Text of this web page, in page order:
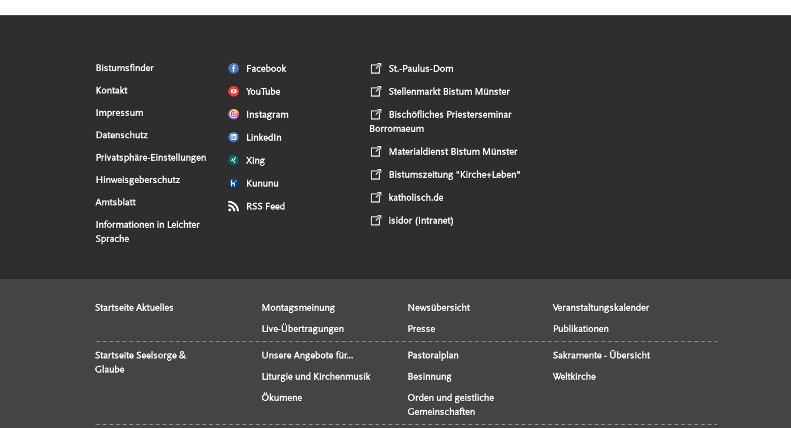
Serviceangebote
Bistumsfinder
Kontakt
Impressum
Datenschutz
Privatsphäre-Einstellungen
Hinweisgeberschutz
Amtsblatt
Informationen in Leichter
Sprache
Social Media Angebote Facebook
YouTube
Instagram
LinkedIn
Xing
Kununu
RSS Feed
Externe Links St.-Paulus-Dom
Stellenmarkt Bistum Münster
Bischöfliches Priesterseminar
Borromaeum
Materialdienst Bistum Münster
Bistumszeitung "Kirche+Leben"
katholisch.de
isidor (Intranet)
Startseite Aktuelles Montagsmeinung Newsübersicht
Veranstaltungskalender
Live-Übertragungen
Presse Publikationen
Startseite Seelsorge &
Glaube
Unsere Angebote für... Pastoralplan
Sakramente - Übersicht
Liturgie und Kirchenmusik
Besinnung
Weltkirche
Ökumene
Orden und geistliche
Gemeinschaften